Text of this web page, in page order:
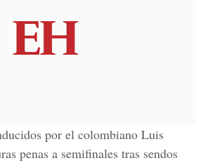
por el colombiano Luis
penas a semifinales tras sendos